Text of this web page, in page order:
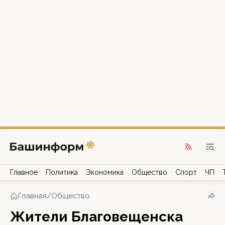
Главное Политика Экономика Общество Спорт ЧП
Главная/Общество
Жители Благовещенска